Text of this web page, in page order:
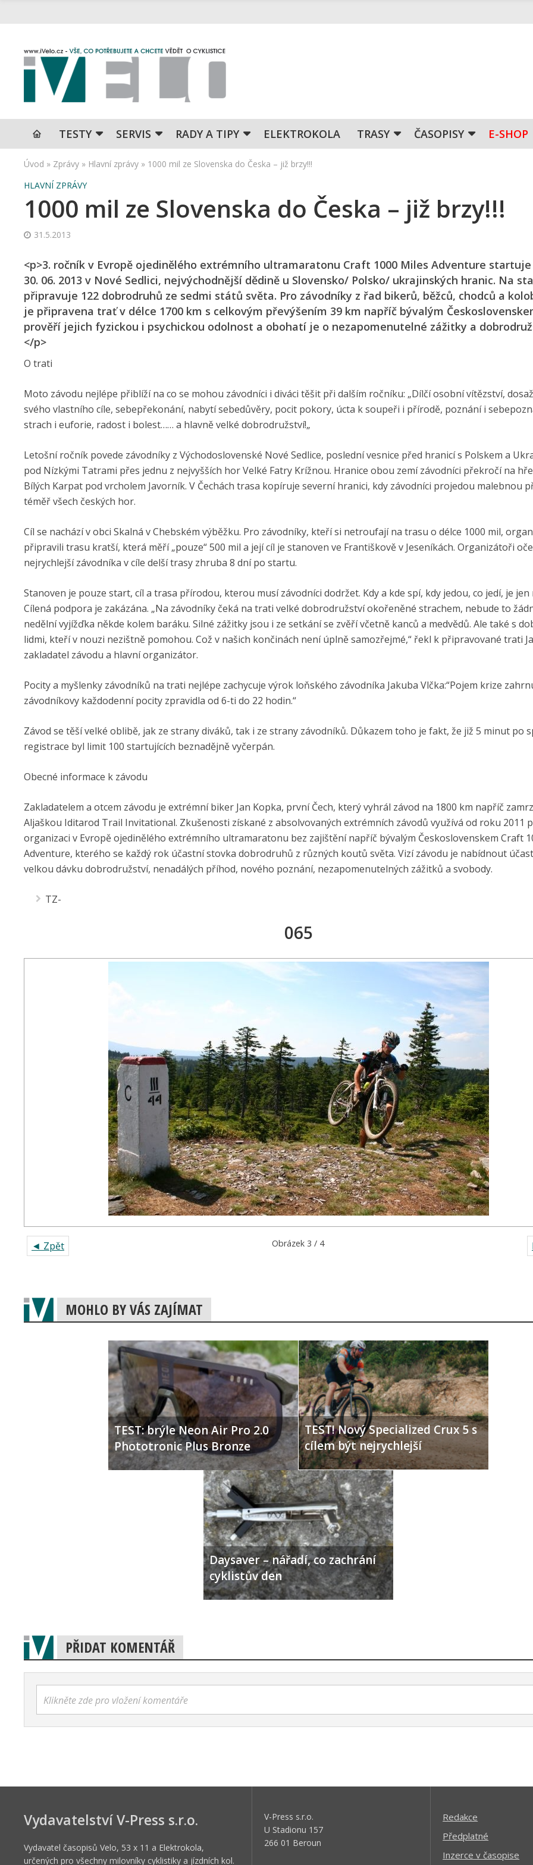
TESTY SERVIS RADY A TIPY ELEKTROKOLA TRASY ČASOPISY E-SHOP
Úvod » Zprávy » Hlavní zprávy » 1000 mil ze Slovenska do Česka – již brzy!!!
HLAVNÍ ZPRÁVY
1000 mil ze Slovenska do Česka – již brzy!!!
31.5.2013
<p>3. ročník v Evropě ojedinělého extrémního ultramaratonu Craft 1000 Miles Adventure startuje
30. 06. 2013 v Nové Sedlici, nejvýchodnější dědině u Slovensko/ Polsko/ ukrajinských hranic. Na
připravuje 122 dobrodruhů ze sedmi států světa. Pro závodníky z řad bikerů, běžců, chodců a
je připravena trať v délce 1700 km s celkovým převýšením 39 km napříč bývalým
prověří jejich fyzickou i psychickou odolnost a obohatí je o nezapomenutelné zážitky a
</p>
O trati
Moto závodu nejlépe přiblíží na co se mohou závodníci i diváci těšit při dalším ročníku: „Dílčí osobní vítězství,
svého vlastního cíle, sebepřekonání, nabytí sebedůvěry, pocit pokory, úcta k soupeři i přírodě, poznání i
strach i euforie, radost i bolest…… a hlavně velké dobrodružství!„
Letošní ročník povede závodníky z Východoslovenské Nové Sedlice, poslední vesnice před hranicí s Polskem a
pod Nízkými Tatrami přes jednu z nejvyšších hor Velké Fatry Krížnou. Hranice obou zemí závodníci překročí na
Bílých Karpat pod vrcholem Javorník. V Čechách trasa kopíruje severní hranici, kdy závodníci projedou malebnou
téměř všech českých hor.
Cíl se nachází v obci Skalná v Chebském výběžku. Pro závodníky, kteří si netroufají na trasu o délce 1000 mil,
připravili trasu kratší, která měří „pouze“ 500 mil a její cíl je stanoven ve Františkově v Jeseníkách. Organizátoři
nejrychlejší závodníka v cíle delší trasy zhruba 8 dní po startu.
Stanoven je pouze start, cíl a trasa přírodou, kterou musí závodníci dodržet. Kdy a kde spí, kdy jedou, co jedí, je jen
Cílená podpora je zakázána. „Na závodníky čeká na trati velké dobrodružství okořeněné strachem, nebude to
nedělní vyjížďka někde kolem baráku. Silné zážitky jsou i ze setkání se zvěří včetně kanců a medvědů. Ale také s
lidmi, kteří v nouzi nezištně pomohou. Což v našich končinách není úplně samozřejmé,“ řekl k připravované trati
zakladatel závodu a hlavní organizátor.
Pocity a myšlenky závodníků na trati nejlépe zachycuje výrok loňského závodníka Jakuba Vlčka:“Pojem krize
závodníkovy každodenní pocity zpravidla od 6-ti do 22 hodin.“
Závod se těší velké oblibě, jak ze strany diváků, tak i ze strany závodníků. Důkazem toho je fakt, že již 5 minut po
registrace byl limit 100 startujících beznadějně vyčerpán.
Obecné informace k závodu
Zakladatelem a otcem závodu je extrémní biker Jan Kopka, první Čech, který vyhrál závod na 1800 km napříč
Aljaškou Iditarod Trail Invitational. Zkušenosti získané z absolvovaných extrémních závodů využívá od roku 2011
organizaci v Evropě ojedinělého extrémního ultramaratonu bez zajištění napříč bývalým Československem Craft
Adventure, kterého se každý rok účastní stovka dobrodruhů z různých koutů světa. Vizí závodu je nabídnout
velkou dávku dobrodružství, nenadálých příhod, nového poznání, nezapomenutelných zážitků a svobody.
TZ-
065
◄ Zpět Obrázek 3 / 4
MOHLO BY VÁS ZAJÍMAT
TEST: brýle Neon Air Pro 2.0
Phototronic Plus Bronze
TEST! Nový Specialized Crux 5 s
cílem být nejrychlejší
Daysaver – nářadí, co zachrání
cyklistův den
PŘIDAT KOMENTÁŘ
Klikněte zde pro vložení komentáře
Vydavatelství V-Press s.r.o.
Vydavatel časopisů Velo, 53 x 11 a Elektrokola,
určených pro všechny milovníky cyklistiky a jízdních kol.
V-Press s.r.o.
U Stadionu 157
266 01 Beroun
Redakce
Předplatné
Inzerce v časopise